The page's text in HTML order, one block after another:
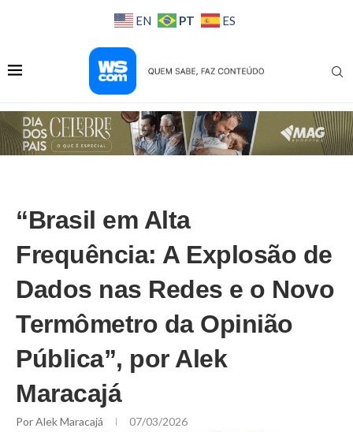
EN PT ES
“Brasil em Alta
Frequência: A Explosão de
Dados nas Redes e o Novo
Termômetro da Opinião
Pública”, por Alek
Maracajá
PorAlek Maracajá 07/03/2026